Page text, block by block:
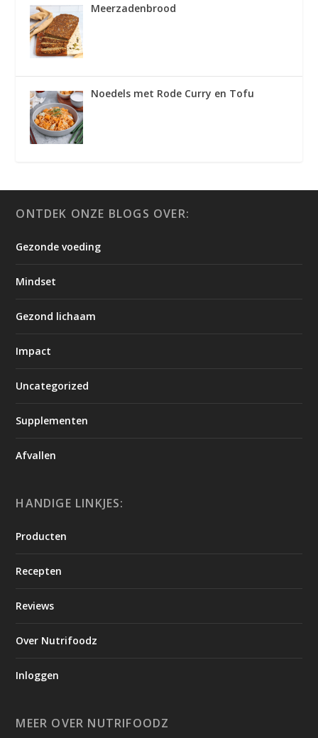
Meerzadenbrood
Noedels met Rode Curry en Tofu
ONTDEK ONZE BLOGS OVER:
Gezonde voeding
Mindset
Gezond lichaam
Impact
Uncategorized
Supplementen
Afvallen
HANDIGE LINKJES:
Producten
Recepten
Reviews
Over Nutrifoodz
Inloggen
MEER OVER NUTRIFOODZ